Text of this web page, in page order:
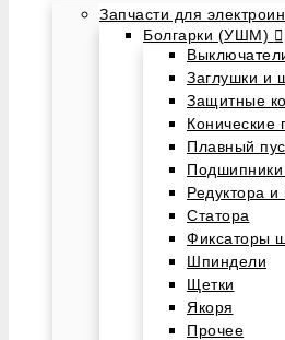
Запчасти для
Болгарки (УШМ)
Заглушки и
Защитные
Конические
Плавный
Подшипники
Редуктора и
Статора
Фиксаторы
Шпиндели
Щетки
Якоря
Прочее